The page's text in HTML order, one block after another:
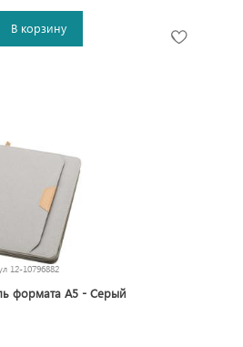
В корзину
12-10796882
формата А5 - Серый